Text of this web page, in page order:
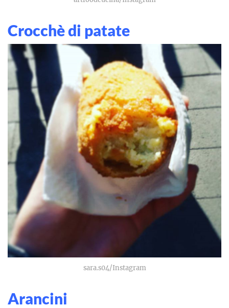
Crocchè di patate
sara.s04/Instagram
Arancini